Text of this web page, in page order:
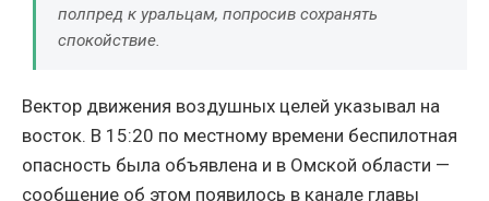
полпред к уральцам, попросив сохранять
спокойствие.
Вектор движения воздушных целей указывал на
восток. В 15:20 по местному времени беспилотная
опасность была объявлена и в Омской области —
сообщение об этом появилось в канале главы